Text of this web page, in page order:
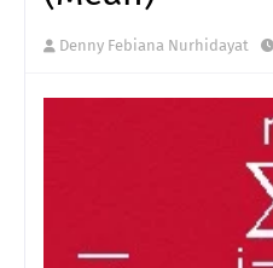
Denny Febiana Nurhidayat